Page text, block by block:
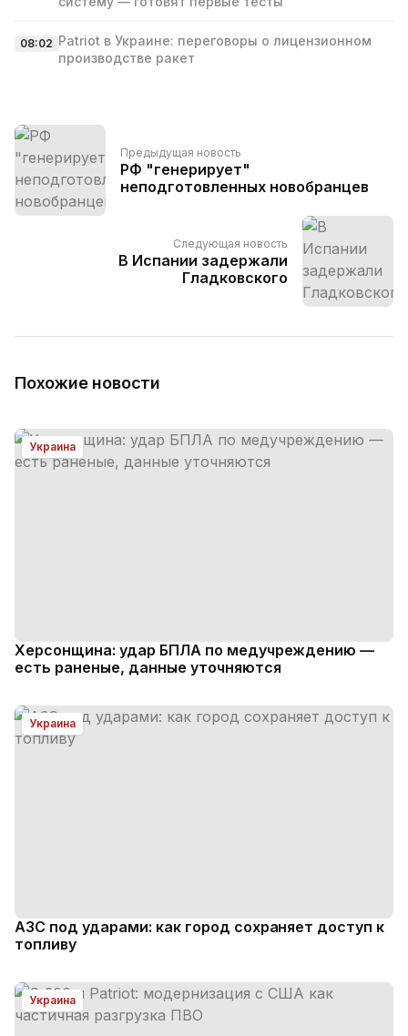
08:02 Patriot в Украине: переговоры о лицензионном
производстве ракет
Предыдущая новость
РФ "генерирует"
неподготовленных новобранцев
Следующая новость
В Испании задержали
Гладковского
Похожие новости
Украина
Херсонщина: удар БПЛА по медучреждению —
есть раненые, данные уточняются
Украина
АЗС под ударами: как город сохраняет доступ к
топливу
Украина